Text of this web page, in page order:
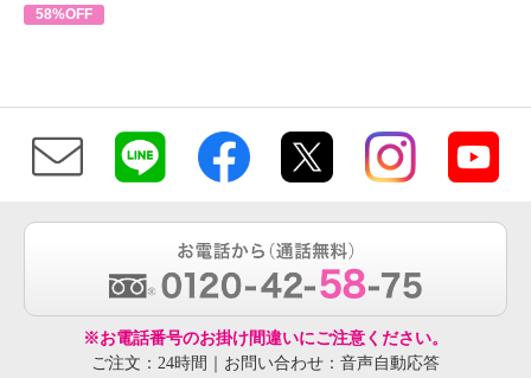
58%OFF
※お電話番号のお掛け間違いにご注意ください。
ご注文：24時間｜お問い合わせ：音声自動応答